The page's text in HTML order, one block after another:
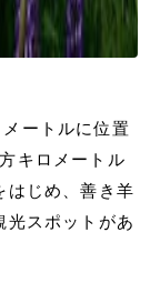
ートルに位置
キロメートル
はじめ、善き羊
光スポットがあ